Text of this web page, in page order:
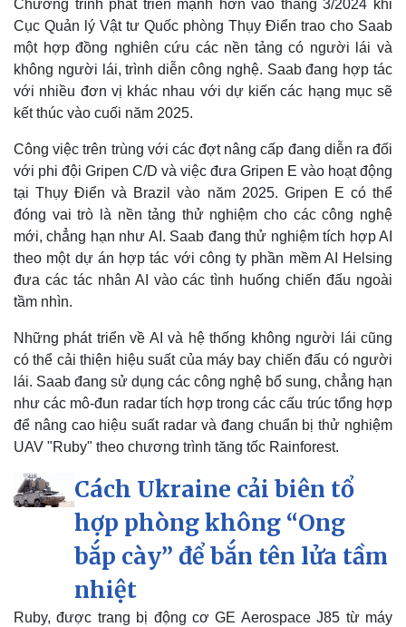
Kinh tế
Bất động sản
Khởi nghiệp
Thị trường
Giá vàng
Tiêu dùng
Tỷ giá
Chứng khoán
Giá cà phê
Chương trình phát triển mạnh hơn vào tháng 3/2024 khi
Cục Quản lý Vật tư Quốc phòng Thụy Điển trao cho Saab
một hợp đồng nghiên cứu các nền tảng có người lái và
không người lái, trình diễn công nghệ. Saab đang hợp tác
với nhiều đơn vị khác nhau với dự kiến các hạng mục ​​sẽ
kết thúc vào cuối năm 2025.
Công việc trên trùng với các đợt nâng cấp đang diễn ra đối
với phi đội Gripen C/D và việc đưa Gripen E vào hoạt động
tại Thụy Điển và Brazil vào năm 2025. Gripen E có thể
đóng vai trò là nền tảng thử nghiệm cho các công nghệ
mới, chẳng hạn như AI. Saab đang thử nghiệm tích hợp AI
theo một dự án hợp tác với công ty phần mềm AI Helsing
đưa các tác nhân AI vào các tình huống chiến đấu ngoài
tầm nhìn.
Những phát triển về AI và hệ thống không người lái cũng
có thể cải thiện hiệu suất của máy bay chiến đấu có người
lái. Saab đang sử dụng các công nghệ bổ sung, chẳng hạn
như các mô-đun radar tích hợp trong các cấu trúc tổng hợp
để nâng cao hiệu suất radar và đang chuẩn bị thử nghiệm
UAV "Ruby" theo chương trình tăng tốc Rainforest.
Cách Ukraine cải biên tổ
hợp phòng không “Ong
bắp cày” để bắn tên lửa tầm
nhiệt
Ruby, được trang bị động cơ GE Aerospace J85 từ máy